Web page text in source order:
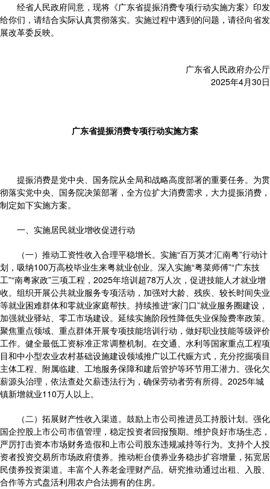
经省人民政府同意，现将《广东省提振消费专项行动实施方案》印发
给你们，请结合实际认真贯彻落实。实施过程中遇到的问题，请径向省发
展改革委反映。
广东省人民政府办公厅
2025年4月30日
广东省提振消费专项行动实施方案
提振消费是党中央、国务院从全局和战略高度部署的重要任务。为贯
彻落实党中央、国务院决策部署，全方位扩大消费需求，大力提振消费，
制定如下实施方案。
一、实施居民就业增收促进行动
（一）推动工资性收入合理平稳增长。实施“百万英才汇南粤”行动计
划，吸纳100万高校毕业生来粤就业创业。深入实施“粤菜师傅”“广东技
工”“南粤家政”三项工程，2025年培训超78万人次，促进技能人才就业增
收。组织开展公共就业服务专项活动，加强对大龄、残疾、较长时间失业
等就业困难群体和零就业家庭帮扶。持续推进“家门口”就业服务圈建设，
加强就业驿站、零工市场建设。延续实施阶段性降低失业保险费率政策。
聚焦重点领域、重点群体开展专项技能培训行动，做好职业技能等级评价
工作。健全最低工资标准正常调整机制。在交通、水利等国家重点工程项
目和中小型农业农村基础设施建设领域推广以工代赈方式，充分挖掘项目
主体工程、附属临建、工地服务保障和建后管护等环节用工潜力。强化欠
薪源头治理，依法查处欠薪违法行为，确保劳动者劳有所得。2025年城
镇新增就业110万人以上。
（二）拓展财产性收入渠道。鼓励上市公司推进员工持股计划。强化
国企控股上市公司市值管理，稳定投资者回报预期。维护良好市场生态，
严厉打击资本市场财务造假和上市公司股东违规减持等行为。支持个人投
资者投资交易所市场政府债券。推动柜台债券业务稳步扩容增量，拓宽居
民债券投资渠道。丰富个人养老金理财产品。研究推动通过出租、入股、
合作等方式盘活利用农户合法拥有的住房。